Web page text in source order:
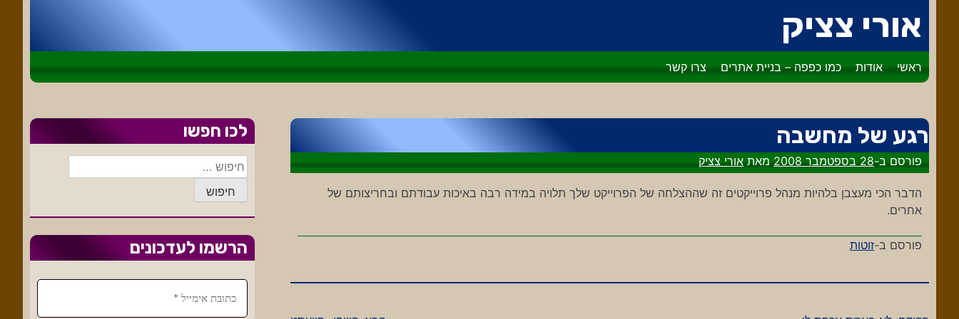
לתוכן
אורי צציק
ראשי אודות כמו כפפה – בניית אתרים צרו קשר
רגע של מחשבה
פורסם ב-28 בספטמבר 2008 מאתאורי צציק
הדבר הכי מעצבן בלהיות מנהל פרוייקטים זה שההצלחה של הפרוייקט שלך תלויה במידה רבה באיכות עבודתם ובחריצותם של
אחרים.
פורסם ב-זוטות
לכו חפשו
חיפוש:
הרשמו לעדכונים